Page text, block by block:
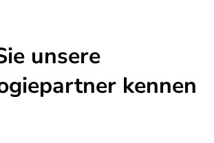
unsere
kennen